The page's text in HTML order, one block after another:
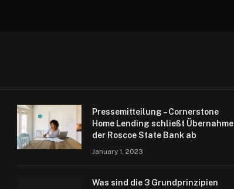
Pressemitteilung – Cornerstone
Home Lending schließt Übernahme
der Roscoe State Bank ab
January 1, 2023
Was sind die 3 Grundprinzipien